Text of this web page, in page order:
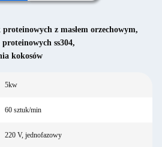
z masłem orzechowym,
ss304,
kokosów
5kw
60 sztuk/min
220 V, jednofazowy